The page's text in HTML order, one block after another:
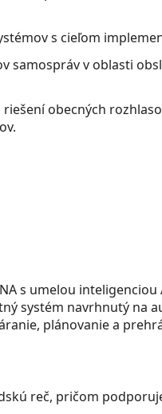
s cieľom
samospráv v oblasti
obecných
s umelou
systém navrhnutý na
plánovanie a
reč, pričom